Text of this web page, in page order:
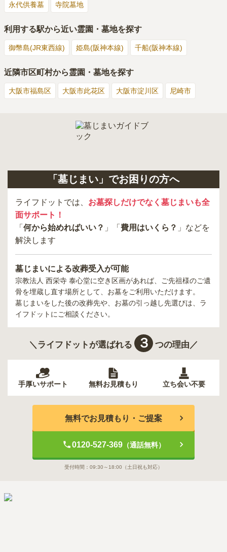
永代供養墓 寺院墓地
利用する駅から近い霊園・墓地を探す
御幣島(JR東西線) 姫島(阪神本線) 千船(阪神本線)
近隣市区町村から霊園・墓地を探す
大阪市福島区 大阪市此花区 大阪市淀川区 尼崎市
「墓じまい」でお困りの方へ
ライフドットでは、 お墓探しだけでなく墓じまいも全
面サポート！
「 何から始めればいい？ 」「 費用はいくら？ 」などを
解決します
墓じまいによる改葬受入が可能
宗教法人 西栄寺 泰心堂に空き区画があれば、ご先祖様のご遺
骨を埋蔵し直す場所として、お墓をご利用いただけます。
墓じまいをした後の改葬先や、お墓の引っ越し先選びは、ラ
イフドットにご相談ください。
＼ライフドットが選ばれる ３ つの理由／
手厚いサポート 無料お見積もり 立ち会い不要
無料でお見積もり・ご提案
0120-527-369（通話無料）
受付時間： 09:30～18:00 （土日祝も対応）